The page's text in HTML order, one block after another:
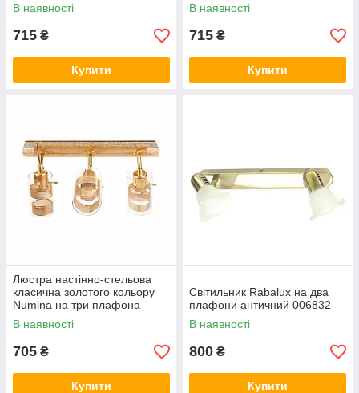
В наявності
715 ₴
Купити
В наявності
715 ₴
Купити
Люстра настінно-стельова
класична золотого кольору
Numina на три плафона
1167/3
В наявності
705 ₴
Купити
Світильник Rabalux на два
плафони античний 006832
В наявності
800 ₴
Купити